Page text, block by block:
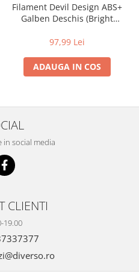
Filament Devil Design ABS+
Galben Deschis (Bright
97,99 Lei
ADAUGA IN COS
in social media
CLIENTI
19.00